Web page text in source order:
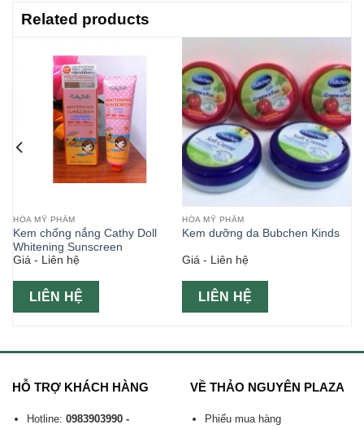
Related products
HÓA MỸ PHẨM
Kem chống nắng Cathy Doll
Whitening Sunscreen
Giá - Liên hệ
LIÊN HỆ
HÓA MỸ PHẨM
Kem dưỡng da Bubchen Kinds
Giá - Liên hệ
LIÊN HỆ
HỖ TRỢ KHÁCH HÀNG
Hotline: 0983903990 -
VỀ THẢO NGUYÊN PLAZA
Phiếu mua hàng